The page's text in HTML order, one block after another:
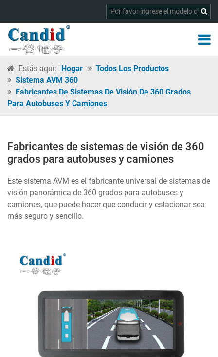
Estás aquí: Hogar
Todos Los Productos
Sistema AVM 360
Fabricantes De Sistemas De Visión De 360 Grados
Para Autobuses Y Camiones
Fabricantes de sistemas de visión de 360
grados para autobuses y camiones
Este sistema AVM es el fabricante universal de sistemas de
visión panorámica de 360 grados para autobuses y
camiones, que puede hacer que conducir y estacionar sea
más seguro y sencillo.